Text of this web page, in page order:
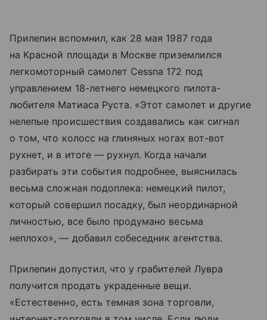
Прилепин вспомнил, как 28 мая 1987 года
на Красной площади в Москве приземлился
легкомоторный самолет Cessna 172 под
управлением 18-летнего немецкого пилота-
любителя Матиаса Руста. «Этот самолет и другие
нелепые происшествия создавались как сигнал
о том, что колосс на глиняных ногах вот-вот
рухнет, и в итоге — рухнул. Когда начали
разбирать эти события подробнее, выяснилась
весьма сложная подоплека: немецкий пилот,
который совершил посадку, был неординарной
личностью, все было продумано весьма
неплохо», — добавил собеседник агентства.
Прилепин допустил, что у грабителей Лувра
получится продать украденные вещи.
«Естественно, есть темная зона торговли,